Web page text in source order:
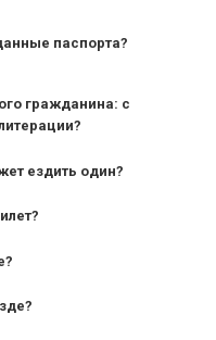
паспорта?
гражданина: с
ездить один?
— от 10 лет и
7 лет.